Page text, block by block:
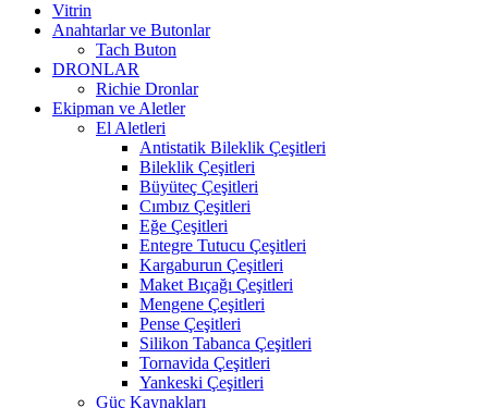
Vitrin
Anahtarlar ve Butonlar
Tach Buton
DRONLAR
Richie Dronlar
Ekipman ve Aletler
El Aletleri
Antistatik Bileklik Çeşitleri
Bileklik Çeşitleri
Büyüteç Çeşitleri
Cımbız Çeşitleri
Eğe Çeşitleri
Entegre Tutucu Çeşitleri
Kargaburun Çeşitleri
Maket Bıçağı Çeşitleri
Mengene Çeşitleri
Pense Çeşitleri
Silikon Tabanca Çeşitleri
Tornavida Çeşitleri
Yankeski Çeşitleri
Güç Kaynakları